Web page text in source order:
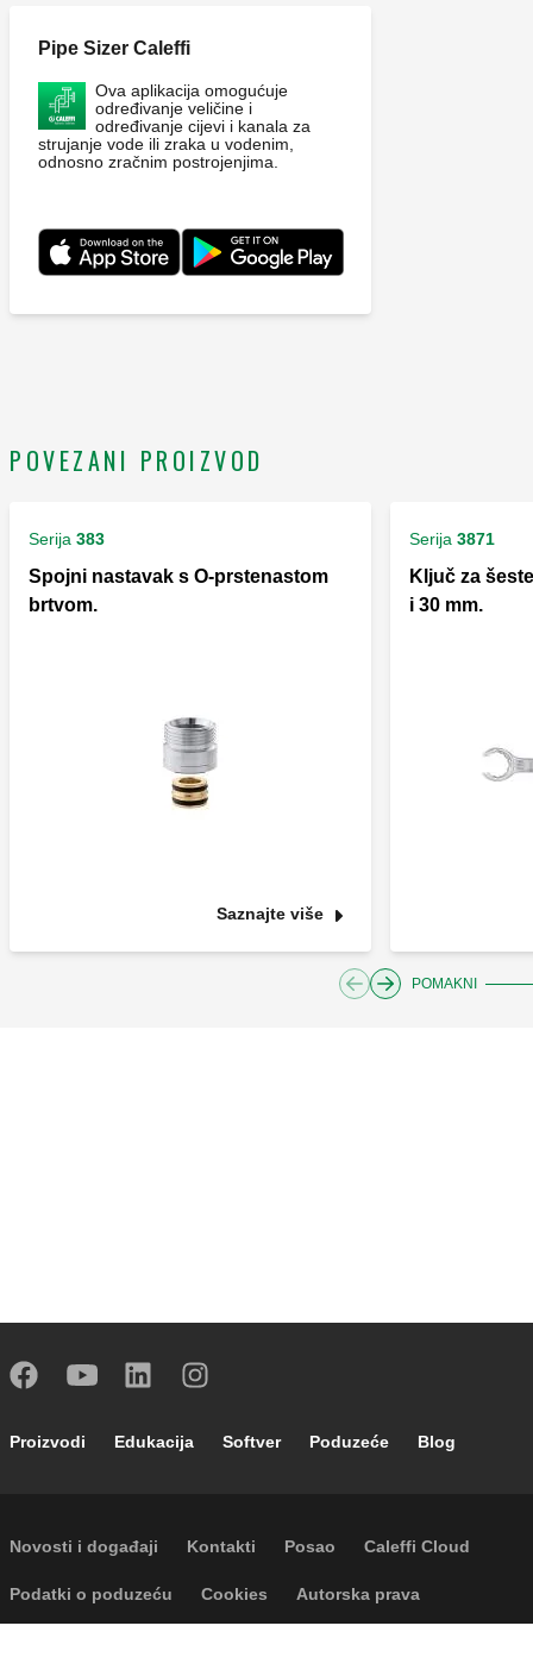
Pipe Sizer Caleffi
Ova aplikacija omogućuje
određivanje veličine i
određivanje cijevi i kanala za
strujanje vode ili zraka u vodenim,
odnosno zračnim postrojenjima.
POVEZANI PROIZVOD
Serija 383
Spojni nastavak s O-prstenastom
brtvom.
Saznajte više
Serija 3871
Ključ za
i 30 mm.
POMAKNI
Footer main navigation
Proizvodi Edukacija Softver Poduzeće Blog
Footer secondary navigation
Novosti i događaji Kontakti Posao Caleffi Cloud
Footer menu
Podatki o poduzeću Cookies Autorska prava